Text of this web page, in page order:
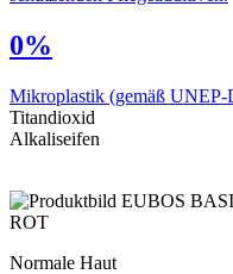
0%
Mikroplastik (gemäß
Titandioxid
Alkaliseifen
Normale Haut